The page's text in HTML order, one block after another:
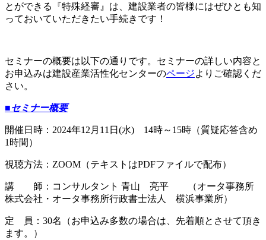
とができる『特殊経審』は、建設業者の皆様にはぜひとも知
っておいていただきたい手続きです！
セミナーの概要は以下の通りです。セミナーの詳しい内容と
お申込みは建設産業活性化センターのページよりご確認くだ
さい。
■セミナー概要
開催日時：2024年12月11日(水) 14時～15時（質疑応答含め
1時間）
視聴方法：ZOOM（テキストはPDFファイルで配布）
講 師：コンサルタント 青山 亮平 （オータ事務所
株式会社・オータ事務所行政書士法人 横浜事業所）
定 員：30名（お申込み多数の場合は、先着順とさせて頂き
ます。）